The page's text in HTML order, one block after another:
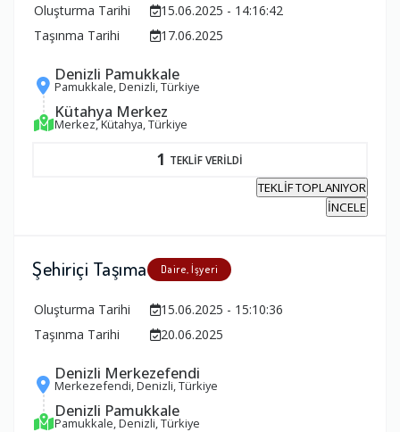
Oluşturma Tarihi
15.06.2025 - 14:16:42
Taşınma Tarihi
17.06.2025
Denizli Pamukkale
Pamukkale, Denizli, Türkiye
Kütahya Merkez
Merkez, Kütahya, Türkiye
1 TEKLİF VERİLDİ
TEKLİF TOPLANIYOR
İNCELE
Şehiriçi Taşıma Daire, İşyeri
Oluşturma Tarihi
15.06.2025 - 15:10:36
Taşınma Tarihi
20.06.2025
Denizli Merkezefendi
Merkezefendi, Denizli, Türkiye
Denizli Pamukkale
Pamukkale, Denizli, Türkiye